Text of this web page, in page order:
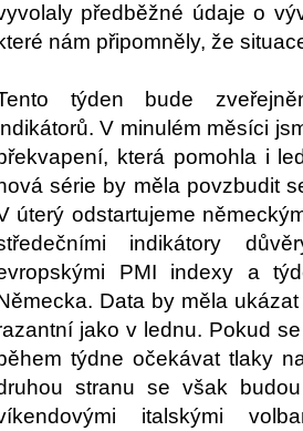
předběžné údaje o
které nám připomněly, že
týden bude
V minulém měsíci
která pomohla i
série by měla povzbudit
úterý odstartujeme
indikátory
PMI indexy a
Data by měla
jako v lednu. Pokud
týdne očekávat tlaky
stranu se však
italskými